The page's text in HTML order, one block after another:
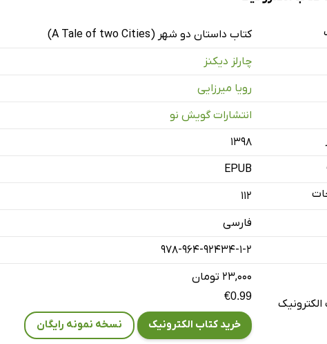
کتاب داستان دو شهر (A Tale of two Cities)
چارلز دیکنز
رویا میرزایی
انتشارات گویش نو
۱۳۹۸
EPUB
112
فارسی
978-964-92434-1-2
۲۳,۰۰۰ تومان
€0.99
خرید کتاب الکترونیک نسخه نمونه رایگان